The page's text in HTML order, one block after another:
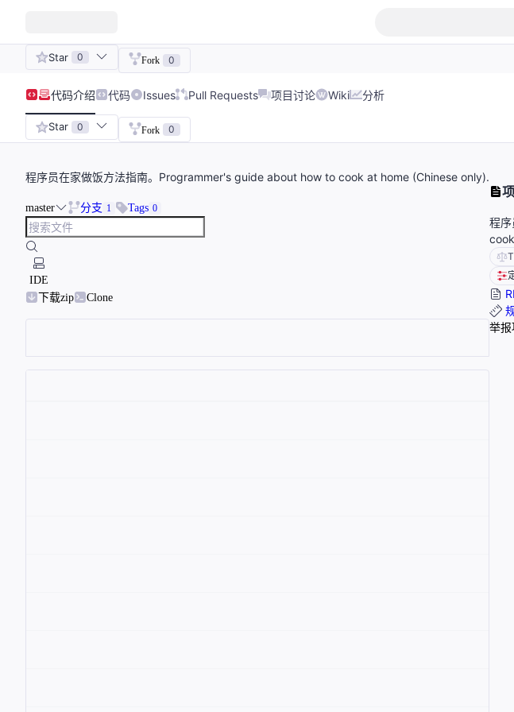
Star 0 Fork 0
代码介绍 代码 Issues Pull Requests 项目讨论 Wiki 分析
Star 0 Fork 0
程序员在家做饭方法指南。Programmer's guide about how to cook at home (Chinese only).
master 分支 1 Tags 0
IDE
下载zip
Clone
程
举报